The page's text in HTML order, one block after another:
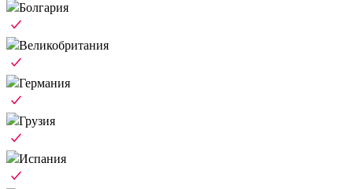
Болгария
Великобритания
Германия
Грузия
Испания